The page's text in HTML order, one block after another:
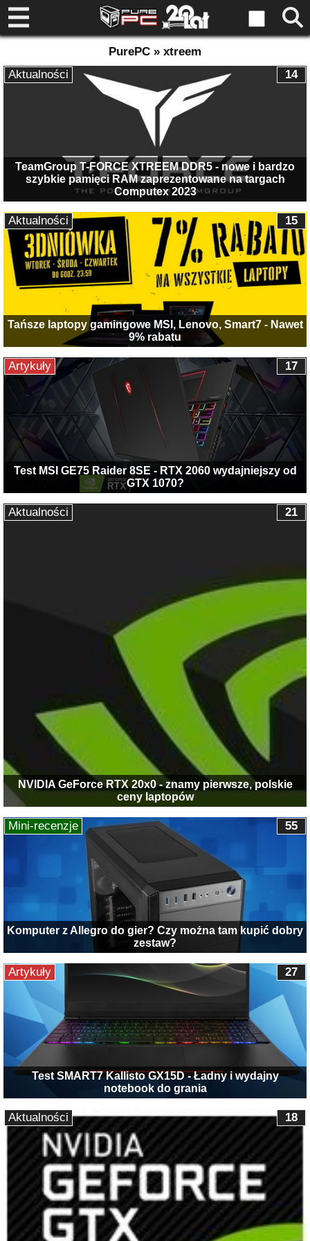
PurePC » xtreem
TeamGroup T-FORCE XTREEM DDR5 - nowe i bardzo
szybkie pamięci RAM zaprezentowane na targach
Computex 2023
14
Aktualności
Tańsze laptopy gamingowe MSI, Lenovo, Smart7 - Nawet
9% rabatu
15
Aktualności
Test MSI GE75 Raider 8SE - RTX 2060 wydajniejszy od
GTX 1070?
17
Artykuły
NVIDIA GeForce RTX 20x0 - znamy pierwsze, polskie
ceny laptopów
21
Aktualności
Komputer z Allegro do gier? Czy można tam kupić dobry
zestaw?
55
Mini-recenzje
Test SMART7 Kallisto GX15D - Ładny i wydajny
notebook do grania
27
Artykuły
18
Aktualności